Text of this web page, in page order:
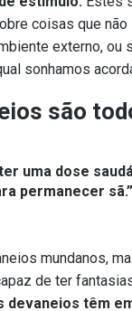
coisas que não
externo, ou
sonhamos
são
uma dose
permanecer
mundanos,
de ter
devaneios têm